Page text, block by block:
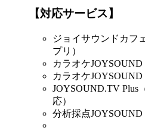
【対応サービス】
ジョイサウンドカフ
プリ）
カラオケJOYSOUND
カラオケJOYSOUND
JOYSOUND.TV Plus
応）
分析採点JOYSOUND